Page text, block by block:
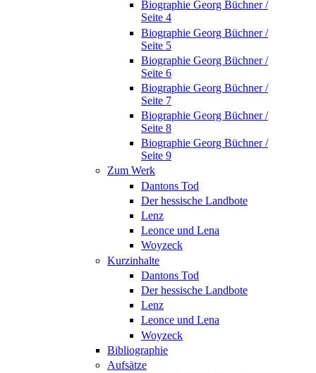
Biographie Georg Büchner /
Seite 4
Biographie Georg Büchner /
Seite 5
Biographie Georg Büchner /
Seite 6
Biographie Georg Büchner /
Seite 7
Biographie Georg Büchner /
Seite 8
Biographie Georg Büchner /
Seite 9
Zum Werk
Dantons Tod
Der hessische Landbote
Lenz
Leonce und Lena
Woyzeck
Kurzinhalte
Dantons Tod
Der hessische Landbote
Lenz
Leonce und Lena
Woyzeck
Bibliographie
Aufsätze